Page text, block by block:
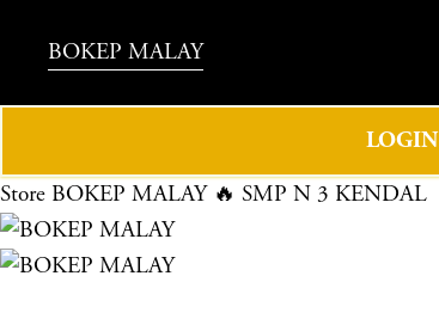
BOKEP MALAY
LOGIN
Store BOKEP MALAY 🔥 SMP N 3 KENDAL